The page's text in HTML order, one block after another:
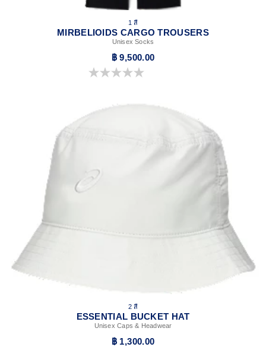
1 สี
MIRBELIOIDS CARGO TROUSERS
Unisex Socks
฿ 9,500.00
0.0 จาก 5 ดาว
2 สี
ESSENTIAL BUCKET HAT
Unisex Caps & Headwear
฿ 1,300.00